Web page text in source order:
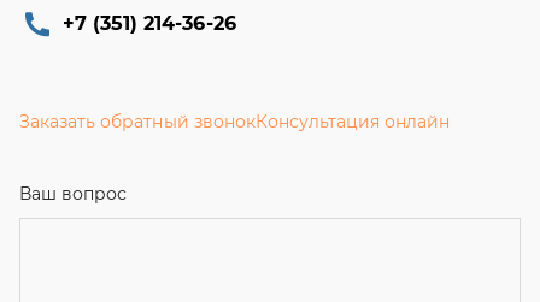
+7 (351) 214-36-26
Заказать обратный звонокКонсультация онлайн
Ваш вопрос